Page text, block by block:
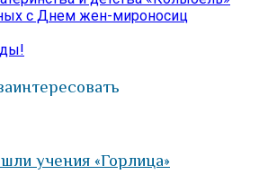
с Днем жен-мироносиц
учения «Горлица»